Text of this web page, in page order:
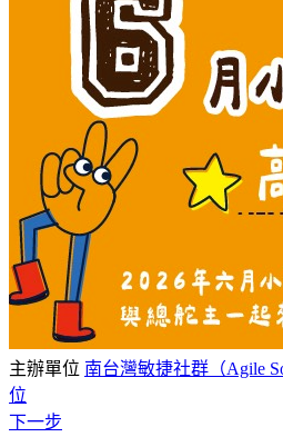
主辦單位 南台灣敏捷社群（Agile
位
下一步